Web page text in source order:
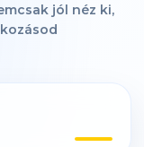
jól néz ki,